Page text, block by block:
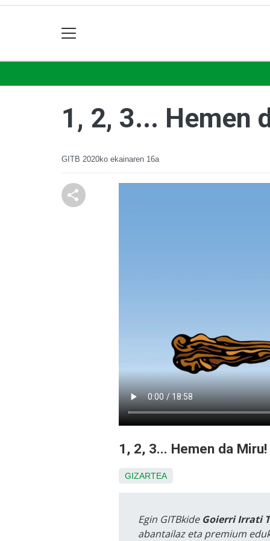
1, 2, 3... Hemen
GITB 2020ko ekainaren 16a
1, 2, 3... Hemen da Miru!
GIZARTEA
Egin GITBkide Goierri Irrati
abantailaz eta premium